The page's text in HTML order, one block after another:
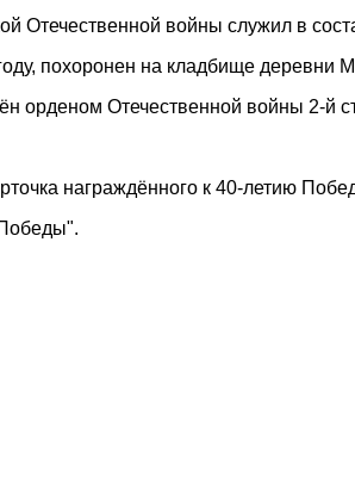
Отечественной войны служил в
похоронен на кладбище деревни
орденом Отечественной войны 2-й
награждённого к 40-летию